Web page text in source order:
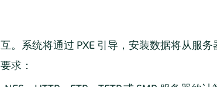
系统将通过 PXE 引导，安装数据将从服务
求：